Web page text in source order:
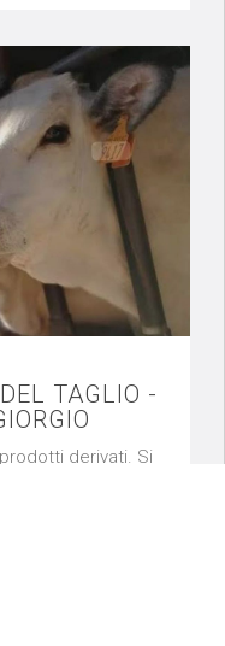
TAGLIO -
derivati. Si